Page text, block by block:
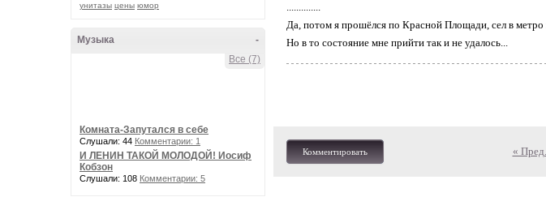
унитазы цены юмор
-
Музыка
Все (7)
Комната-Запутался в себе
Слушали: 44 Комментарии: 1
И ЛЕНИН ТАКОЙ МОЛОДОЙ! Иосиф
Кобзон
Слушали: 108 Комментарии: 5
..............
Да, потом я прошёлся по Красной Площади, сел в метро
Но в то состояние мне прийти так и не удалось...
Комментировать «